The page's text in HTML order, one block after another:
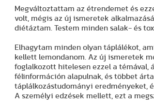
Megváltoztattam az étrendemet és
volt, mégis az új ismeretek
diétáztam. Testem minden salak- és
Elhagytam minden olyan táplálékot,
kellett lemondanom. Az új ismeretek
foglalkozott hitelesen ezzel a témával,
félinformáción alapulnak, és többet
táplálkozástudományi eredményeket,
A személyi edzések mellett, ezt a